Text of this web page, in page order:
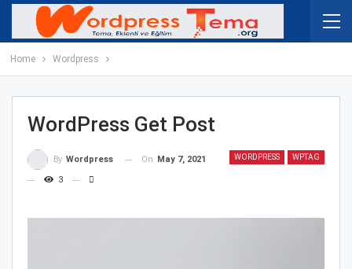
Home Wordpress
WordPress Get Post
WORDPRESS WPTAG
By Wordpress On May 7, 2021
3